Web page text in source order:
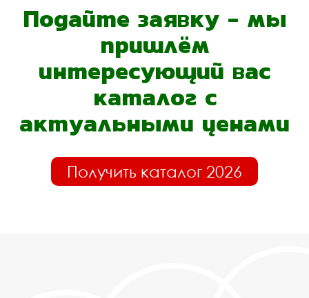
Подайте заявку - мы
пришлём
интересующий вас
каталог с
актуальными ценами
Получить каталог 2026